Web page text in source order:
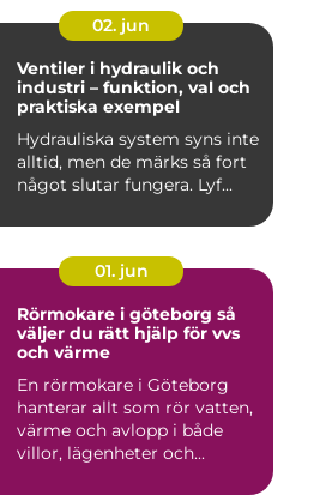
02. jun
Ventiler i hydraulik och
industri – funktion, val och
praktiska exempel
Hydrauliska system syns inte
alltid, men de märks så fort
något slutar fungera. Lyf...
01. jun
Rörmokare i göteborg så
väljer du rätt hjälp för vvs
och värme
En rörmokare i Göteborg
hanterar allt som rör vatten,
värme och avlopp i både
villor, lägenheter och...